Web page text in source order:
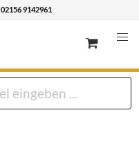
02156 9142961